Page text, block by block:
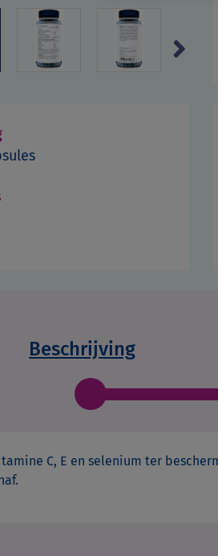
Next
Beschrijving
C, E en selenium ter